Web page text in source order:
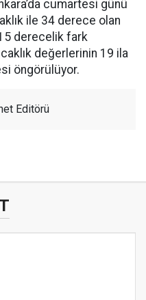
cumartesi günü
ile 34 derece olan
derecelik fark
değerlerinin 19 ila
öngörülüyor.
Editörü